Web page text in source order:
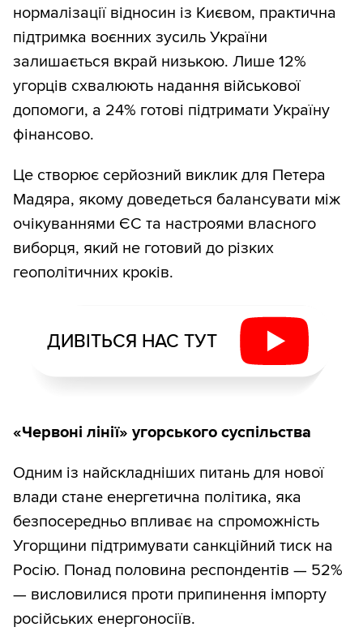
нормалізації відносин із Києвом, практична
підтримка воєнних зусиль України
залишається вкрай низькою. Лише 12%
угорців схвалюють надання військової
допомоги, а 24% готові підтримати Україну
фінансово.
Це створює серйозний виклик для Петера
Мадяра, якому доведеться балансувати між
очікуваннями ЄС та настроями власного
виборця, який не готовий до різких
геополітичних кроків.
ДИВІТЬСЯ НАС ТУТ
«Червоні лінії» угорського суспільства
Одним із найскладніших питань для нової
влади стане енергетична політика, яка
безпосередньо впливає на спроможність
Угорщини підтримувати санкційний тиск на
Росію. Понад половина респондентів — 52%
— висловилися проти припинення імпорту
російських енергоносіїв.